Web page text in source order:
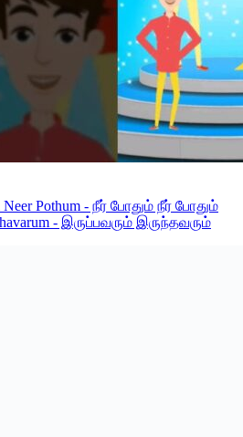
Neer Pothum - நீர் போதும் நீர் போதும்
- இருப்பவரும் இருந்தவரும்